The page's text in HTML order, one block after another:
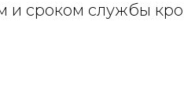
и сроком службы